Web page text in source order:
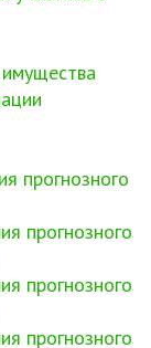
прогнозного
прогнозного
прогнозного
прогнозного